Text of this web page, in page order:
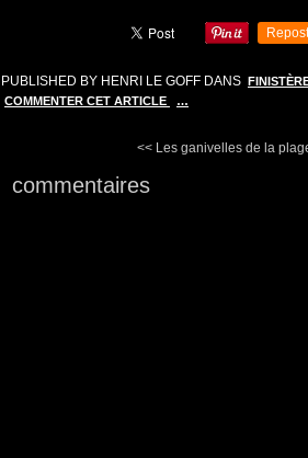
Repost
PUBLISHED BY HENRI LE GOFF DANS
COMMENTER CET ARTICLE
…
<< Les ganivelles de la
commentaires